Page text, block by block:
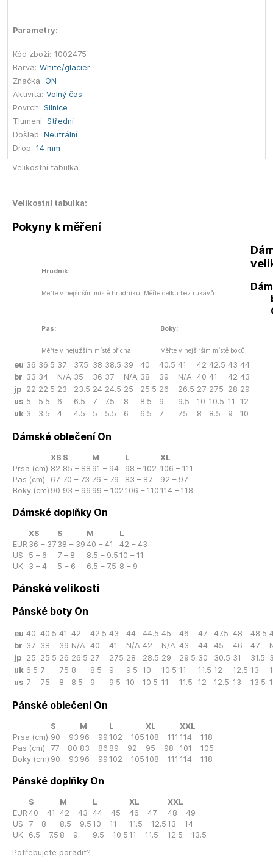
Parametry:
Kód zboží: 1002475
Barva: White/glacier
Značka: ON
Aktivita: Volný čas
Povrch: Silnice
Tlumení: Střední
Došlap: Neutrální
Drop: 14 mm
Velikostní tabulka
Velikostní tabulka:
Pokyny k měření
Hrudník:
Měřte v nejširším místě hrudníku. Měřte délku bez rukávů.
Pas:
Měřte v nejužším místě břicha.
Boky:
Měřte v nejširším místě boků.
eu 36 36.5 37 37.5 38 38.5 39 40 40.5 41 42 42.5 43 44
br 33 34 N/A 35 36 37 N/A 38 39 N/A 40 41 42 43
jp 22 22.5 23 23.5 24 24.5 25 25.5 26 26.5 27 27.5 28 29
us 5 5.5 6 6.5 7 7.5 8 8.5 9 9.5 10 10.5 11
12
uk 3 3.5 4 4.5 5 5.5 6 6.5 7 7.5 8 8.5 9 10
Dámské oblečení On
XS S M L
XL
Prsa (cm) 82 85 – 88 91 – 94 98 – 102 106 – 111
Pas (cm)
67 70 – 73 76 – 79 83 – 87
92 – 97
Boky (cm) 90 93 – 96 99 – 102 106 – 110 114 – 118
Dámské doplňky On
XS S M
L
EUR 36 – 37 38 – 39 40 – 41
42 – 43
US
5 – 6 7 – 8 8.5 – 9.5 10 – 11
UK
3 – 4 5 – 6 6.5 – 7.5 8 – 9
Pánské velikosti
Pánské boty On
eu 40 40.5 41 42 42.5 43 44 44.5 45 46 47 47.5 48 48.5
br 37 38 39 N/A 40 41 N/A 42 N/A 43 44 45 46 47
jp 25 25.5 26 26.5 27 27.5 28 28.5 29 29.5 30 30.5 31 31.5
uk 6.5 7 7.5 8 8.5 9 9.5 10 10.5 11 11.5 12 12.5 13
us 7 7.5 8 8.5 9 9.5 10 10.5 11 11.5 12 12.5 13 13.5
Pánské oblečení On
S M L XL
XXL
Prsa (cm) 90 – 93 96 – 99 102 – 105 108 – 111 114 – 118
Pas (cm)
77 – 80 83 – 86 89 – 92 95 – 98
101 – 105
Boky (cm) 90 – 93 96 – 99 102 – 105 108 – 111 114 – 118
Pánské doplňky On
S M L XL
XXL
EUR 40 – 41 42 – 43 44 – 45 46 – 47
48 – 49
US
7 – 8 8.5 – 9.5 10 – 11 11.5 – 12.5 13 – 14
UK
6.5 – 7.5 8 – 9 9.5 – 10.5 11 – 11.5
12.5 – 13.5
Potřebujete poradit?